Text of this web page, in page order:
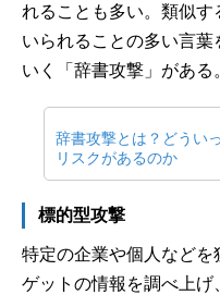
れることも多い。類似す
いられることの多い言
いく「辞書攻撃」がある
辞書攻撃とは？どうい
リスクがあるのか
標的型攻撃
特定の企業や個人など
ゲットの情報を調べ上